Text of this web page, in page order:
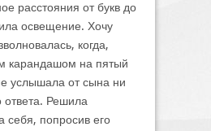
расстояния от букв до
освещение. Хочу
когда,
карандашом на пятый
услышала от сына ни
ответа. Решила
себя, попросив его